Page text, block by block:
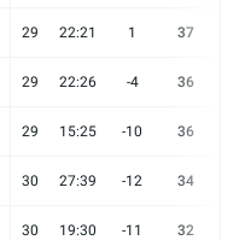
29 22:21 1 37
29 22:26 -4 36
29 15:25 -10 36
30 27:39 -12 34
30 19:30 -11 32